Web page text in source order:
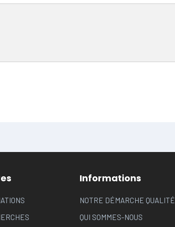
Informations
NOTRE DÉMARCHE QUALITÉ
QUI SOMMES-NOUS